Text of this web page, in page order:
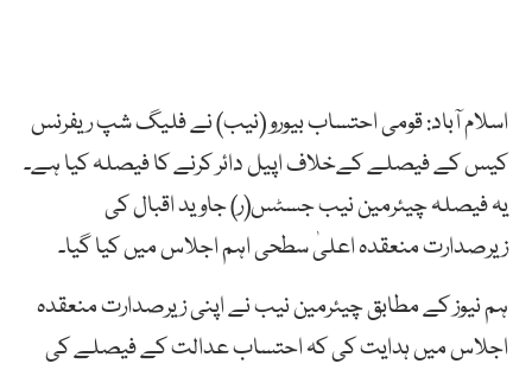
اسلام آباد: قومی احتساب بیورو (نیب) نے فلیگ شپ ریفرنس
کیس کے فیصلے کےخلاف اپیل دائر کرنے کا فیصلہ کیا ہے۔
یہ فیصلہ چیئرمین نیب جسٹس(ر) جاوید اقبال کی
زیرصدارت منعقدہ اعلیٰ سطحی اہم اجلاس میں کیا گیا۔
ہم نیوز کے مطابق چیئرمین نیب نے اپنی زیرصدارت منعقدہ
اجلاس میں ہدایت کی کہ احتساب عدالت کے فیصلے کی